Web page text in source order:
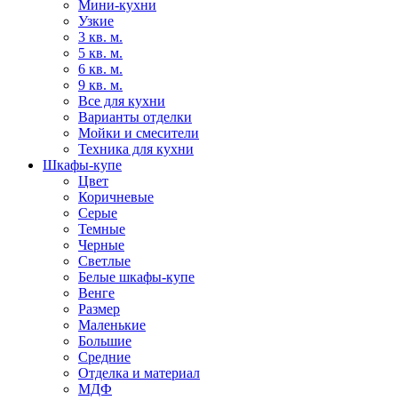
Мини-кухни
Узкие
3 кв. м.
5 кв. м.
6 кв. м.
9 кв. м.
Все для кухни
Варианты отделки
Мойки и смесители
Техника для кухни
Шкафы-купе
Цвет
Коричневые
Серые
Темные
Черные
Светлые
Белые шкафы-купе
Венге
Размер
Маленькие
Большие
Средние
Отделка и материал
МДФ